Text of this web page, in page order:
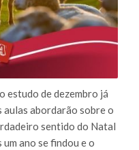
estudo de dezembro já
aulas abordarão sobre o
sentido do Natal
ano se findou e o